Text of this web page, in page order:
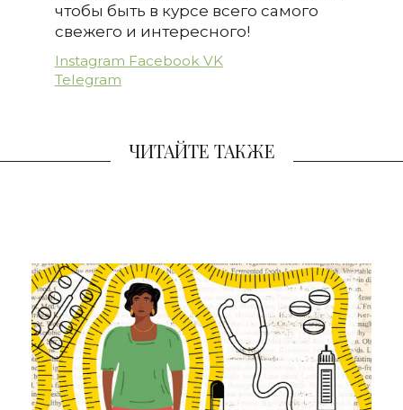
чтобы быть в курсе всего самого
свежего и интересного!
Instagram Facebook VK
Telegram
ЧИТАЙТЕ ТАКЖЕ